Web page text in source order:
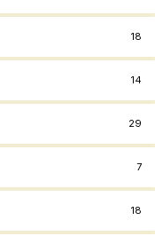
18
14
29
7
18